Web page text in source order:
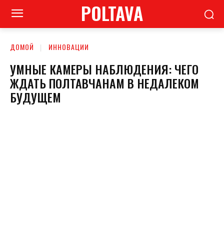
POLTAVA
ДОМОЙ ИННОВАЦИИ
УМНЫЕ КАМЕРЫ НАБЛЮДЕНИЯ: ЧЕГО
ЖДАТЬ ПОЛТАВЧАНАМ В НЕДАЛЕКОМ
БУДУЩЕМ